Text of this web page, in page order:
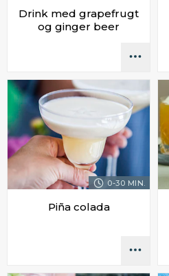
Drink med grapefrugt
og ginger beer
0-30 MIN.
Piña colada